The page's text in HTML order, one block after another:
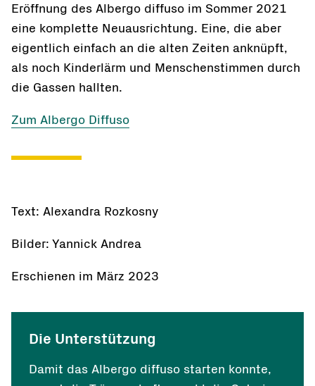
Eröffnung des Albergo diffuso im Sommer 2021
eine komplette Neuausrichtung. Eine, die aber
eigentlich einfach an die alten Zeiten anknüpft,
als noch Kinderlärm und Menschenstimmen durch
die Gassen hallten.
Zum Albergo Diffuso
Text: Alexandra Rozkosny
Bilder: Yannick Andrea
Erschienen im März 2023
Die Unterstützung
Damit das Albergo diffuso starten konnte,